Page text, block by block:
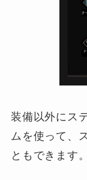
装備以外にス
ムを使って、
ともできます。